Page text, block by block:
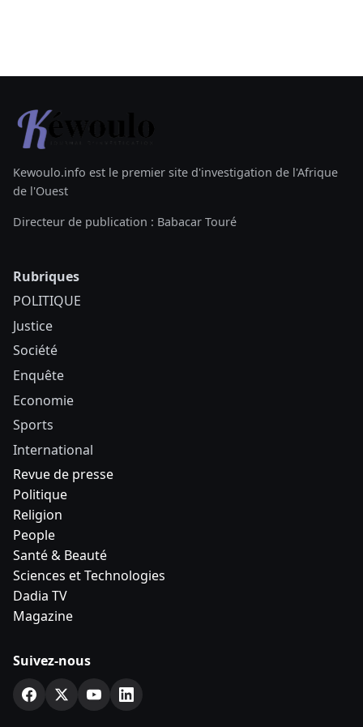
Kewoulo.info est le premier site d'investigation de l'Afrique
de l'Ouest
Directeur de publication : Babacar Touré
Rubriques
POLITIQUE
Justice
Société
Enquête
Economie
Sports
International
Revue de presse
Politique
Religion
People
Santé & Beauté
Sciences et Technologies
Dadia TV
Magazine
Suivez-nous